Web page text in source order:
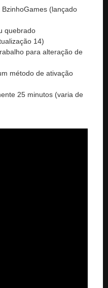
(lançado
quebrado
14)
para alteração de
método de ativação
25 minutos (varia de